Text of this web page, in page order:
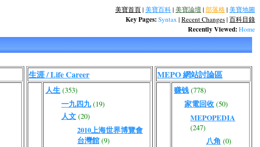
美寶首頁| 美寶百科| 美寶論壇| 部落格| 美寶地圖
Key Pages:Syntax | Recent Changes| 百科目錄
Recently Viewed:Home
生涯 / Life Career
人生 (353)
一九四九 (19)
人文 (20)
2010上海世界博覽會
台灣館 (9)
MEPO 網站討論區
赚钱 (778)
家電回收 (50)
MEPOPEDIA
(247)
八角 (0)